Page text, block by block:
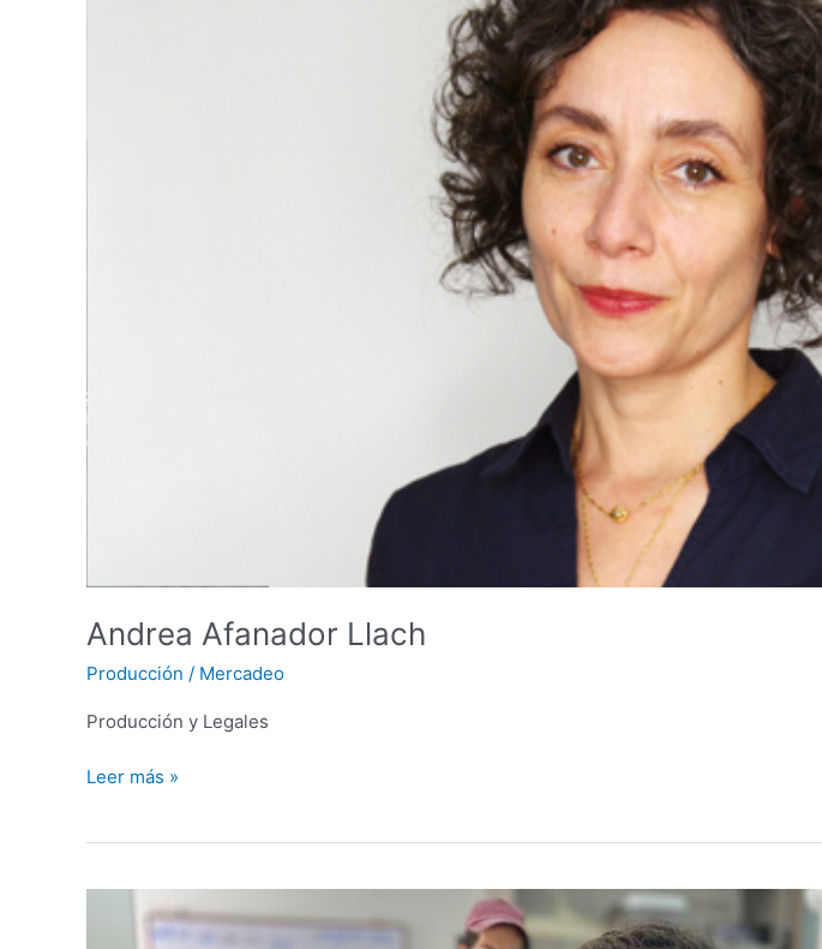
Andrea Afanador Llach
Producción / Mercadeo
Producción y Legales
Leer más »